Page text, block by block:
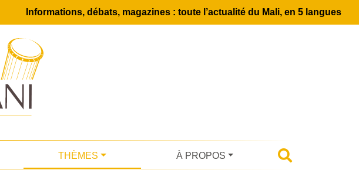
Informations, débats, magazines : toute l’actualité du Mali, en 5 langues
THÈMES À PROPOS